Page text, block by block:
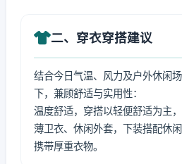
二、穿衣穿搭建议
结合今日气温、风力及户外休闲
下，兼顾舒适与实用性：
温度舒适，穿搭以轻便舒适为主
薄卫衣、休闲外套，下装搭配休
携带厚重衣物。